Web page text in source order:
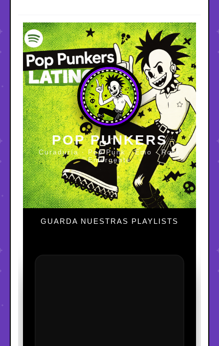
POP PUNKERS
Curaduría · Pop Punk · Emo · Rock
Emergente
GUARDA NUESTRAS PLAYLISTS